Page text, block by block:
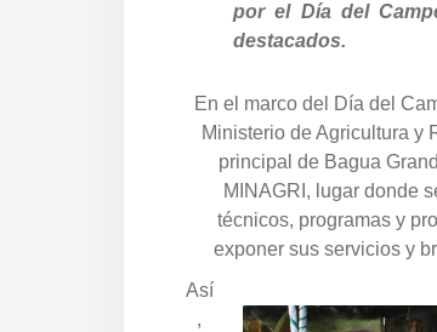
por el Día del
destacados.
En el marco del Día del
Ministerio de Agricultura y
principal de Bagua
MINAGRI, lugar donde
técnicos, programas y
exponer sus servicios y
Así
,